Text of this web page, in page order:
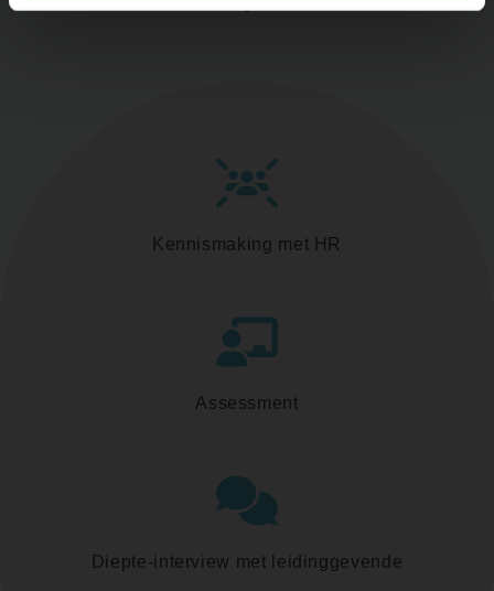
Kennismaking met HR
Assessment
Diepte-interview met leidinggevende